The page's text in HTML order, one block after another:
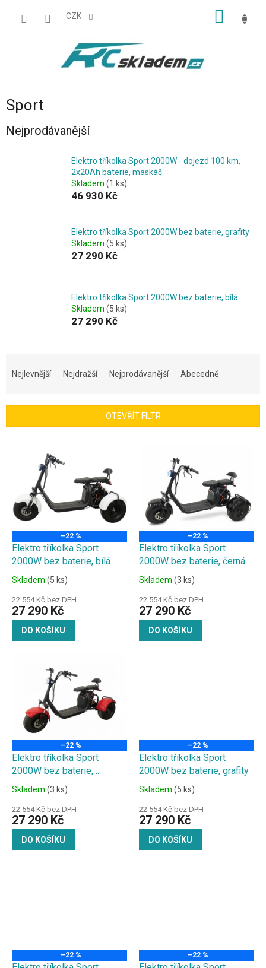
CZK
Sport
Nejprodávanější
Elektro tříkolka Sport 2000W - dojezd 100 km,
2x20Ah baterie, maskáč
Skladem (1 ks)
46 930 Kč
Elektro tříkolka Sport 2000W bez baterie, grafity
Skladem (5 ks)
27 290 Kč
Elektro tříkolka Sport 2000W bez baterie, bílá
Skladem (5 ks)
27 290 Kč
í
Nejlevnější Nejdražší Nejprodávanější Abecedně
OTEVŘÍT FILTR
o
–22 %
Elektro tříkolka Sport
2000W bez baterie, bílá
Skladem (5 ks)
22 554 Kč bez DPH
27 290 Kč
DO KOŠÍKU
–22 %
Elektro tříkolka Sport
2000W bez baterie, černá
Skladem (3 ks)
22 554 Kč bez DPH
27 290 Kč
DO KOŠÍKU
–22 %
Elektro tříkolka Sport
2000W bez baterie,
červená
Skladem (3 ks)
22 554 Kč bez DPH
27 290 Kč
DO KOŠÍKU
–22 %
Elektro tříkolka Sport
2000W bez baterie, grafity
Skladem (5 ks)
22 554 Kč bez DPH
27 290 Kč
DO KOŠÍKU
–22 % –22 %